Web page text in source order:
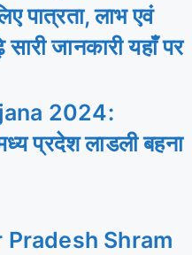
पात्रता, लाभ एवं
जानकारी यहाँ पर
2024:
प्रदेश लाडली बहना
Pradesh Shram